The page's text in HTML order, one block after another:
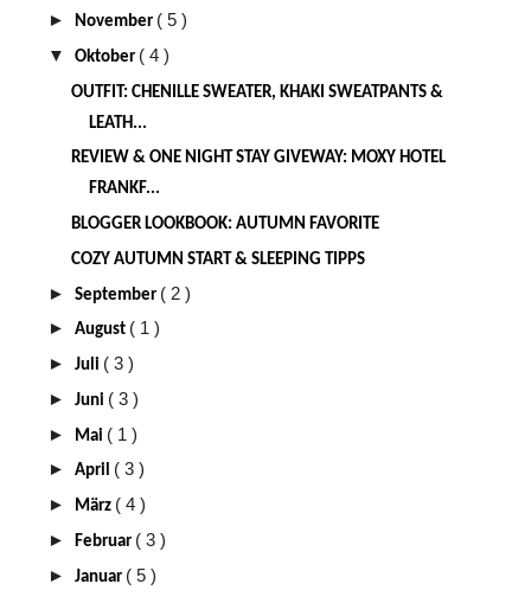
►November ( 5 )
▼Oktober ( 4 )
OUTFIT: CHENILLE SWEATER, KHAKI SWEATPANTS &
LEATH...
REVIEW & ONE NIGHT STAY GIVEWAY: MOXY HOTEL
FRANKF...
BLOGGER LOOKBOOK: AUTUMN FAVORITE
COZY AUTUMN START & SLEEPING TIPPS
►September ( 2 )
►August ( 1 )
►Juli ( 3 )
►Juni ( 3 )
►
Mai ( 1 )
►April ( 3 )
►
März ( 4 )
►Februar ( 3 )
►Januar ( 5 )